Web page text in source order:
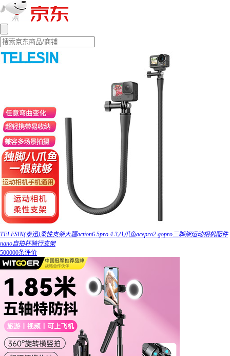
TELESIN(泰迅)柔性支架大疆action6 5pro 4 3八爪鱼acepro2 gopro三脚架运动相机配件
nano自拍杆骑行支架
500000条评价